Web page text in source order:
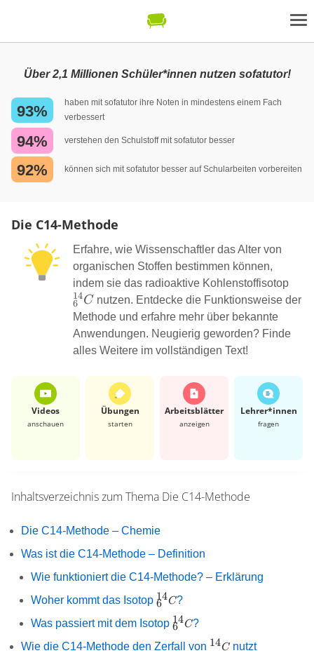
Über 2,1 Millionen Schüler*innen nutzen sofatutor!
93%
haben mit sofatutor ihre Noten in mindestens einem Fach
verbessert
94% verstehen den Schulstoff mit sofatutor besser
92% können sich mit sofatutor besser auf Schularbeiten vorbereiten
Die C14-Methode
Erfahre, wie Wissenschaftler das Alter von
organischen Stoffen bestimmen können,
indem sie das radioaktive Kohlenstoffisotop
6
14C nutzen. Entdecke die Funktionsweise der
Methode und erfahre mehr über bekannte
Anwendungen. Neugierig geworden? Finde
alles Weitere im vollständigen Text!
Videos
anschauen
Übungen
starten
Arbeits­blätter
anzeigen
Lehrer*​innen
fragen
Inhaltsverzeichnis zum Thema Die C14-Methode
Die C14-Methode – Chemie
Was ist die C14-Methode – Definition
Wie funktioniert die C14-Methode? – Erklärung
Woher kommt das Isotop _{6}^{14}C
6
14C?
Was passiert mit dem Isotop _{6}^{14}C
6
14C?
Wie die C14-Methode den Zerfall von ^{14}C
14C nutzt